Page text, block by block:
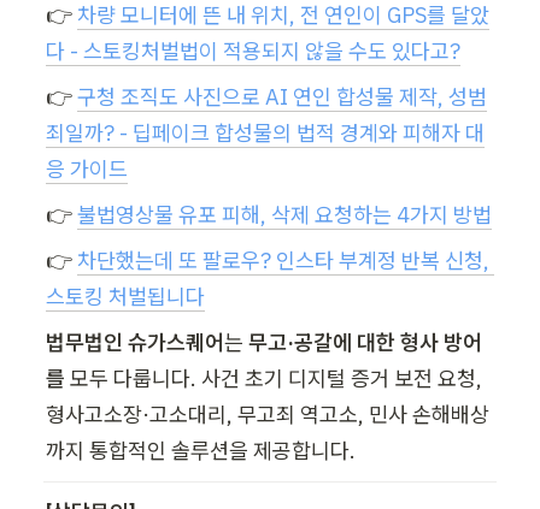
👉 차량 모니터에 뜬 내 위치, 전 연인이 GPS를 달았
다 - 스토킹처벌법이 적용되지 않을 수도 있다고?
👉 구청 조직도 사진으로 AI 연인 합성물 제작, 성범
죄일까? - 딥페이크 합성물의 법적 경계와 피해자 대
응 가이드
👉 불법영상물 유포 피해, 삭제 요청하는 4가지 방법
👉 차단했는데 또 팔로우? 인스타 부계정 반복 신청,
스토킹 처벌됩니다
법무법인 슈가스퀘어는 무고·공갈에 대한 형사 방어
를 모두 다룹니다. 사건 초기 디지털 증거 보전 요청,
형사고소장·고소대리, 무고죄 역고소, 민사 손해배상
까지 통합적인 솔루션을 제공합니다.